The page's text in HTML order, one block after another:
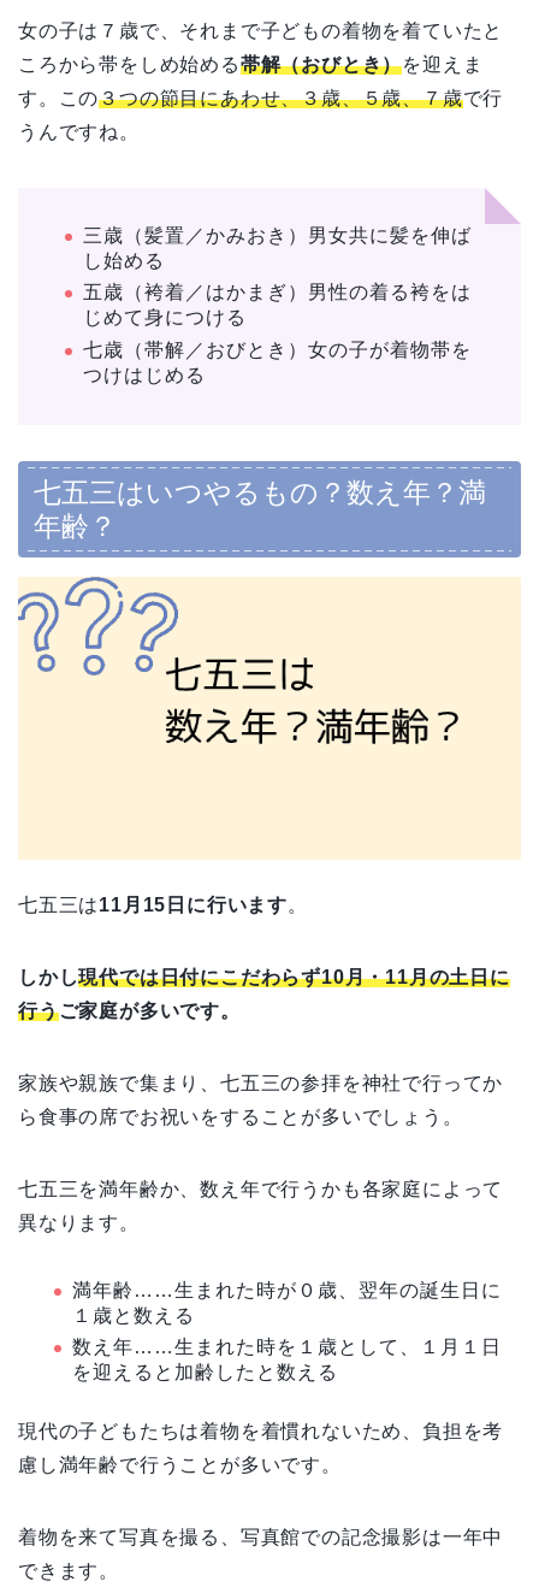
女の子は７歳で、それまで子どもの着物を着ていたと
ころから帯をしめ始める帯解（おびとき）を迎えま
す。この３つの節目にあわせ、３歳、５歳、７歳で行
うんですね。
三歳（髪置／かみおき）男女共に髪を伸ば
し始める
五歳（袴着／はかまぎ）男性の着る袴をは
じめて身につける
七歳（帯解／おびとき）女の子が着物帯を
つけはじめる
七五三はいつやるもの？数え年？満
年齢？
七五三は11 月 15 日に行います。
しかし現代では日付にこだわらず10月・11月の土日に
行うご家庭が多いです。
家族や親族で集まり、七五三の参拝を神社で行ってか
ら食事の席でお祝いをすることが多いでしょう 。
七五三を満年齢か、数え年で行うかも各家庭によって
異なります。
満年齢……生まれた時が０歳、翌年の誕生日に
１歳と数える
数え年……生まれた時を１歳として、１月１日
を迎えると加齢したと数える
現代の子どもたちは着物を着慣れないため 、 負担を考
慮し満年齢で行うことが多いです。
着物を来て写真を撮る、写真館での記念撮影は一年中
できます。